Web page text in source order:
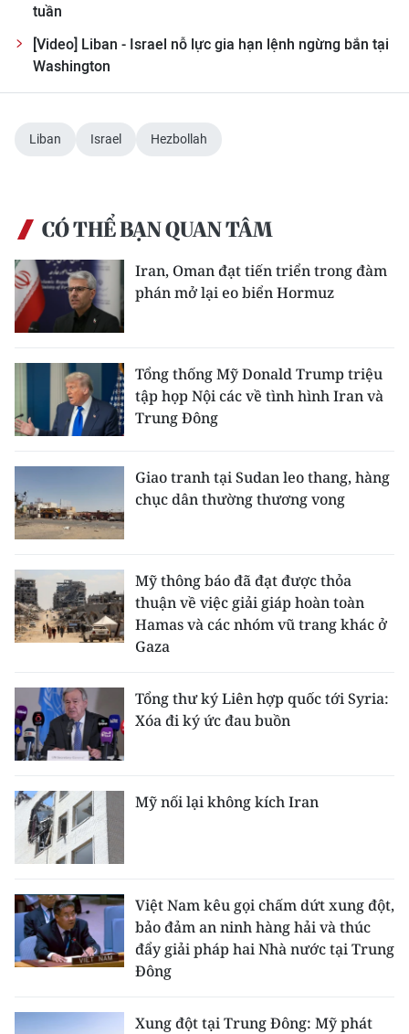
TIN MỚI
TIN ĐỊA PHƯƠNG
Đồng bằng sông Hồng
Duyên hải Nam Trung Bộ và Tây
Đông Nam Bộ
Đồng bằng sông Cửu Long
Chuyên trang Hà Nội
Chuyên trang TP. Hồ Chí Minh
CÁC CHUYÊN TRANG
THỜI NAY
NHÂN DÂN CUỐI TUẦN
NHÂN DÂN HẰNG THÁNG
MUA BÁO
ENGLISH
FRANÇAIS
РУССКИЙ
tuần
[Video] Liban - Israel nỗ lực gia hạn lệnh ngừng bắn tại
Washington
Liban Israel Hezbollah
CÓ THỂ BẠN QUAN TÂM
Iran, Oman đạt tiến triển trong đàm
phán mở lại eo biển Hormuz
Tổng thống Mỹ Donald Trump triệu
tập họp Nội các về tình hình Iran và
Trung Đông
Giao tranh tại Sudan leo thang, hàng
chục dân thường thương vong
Mỹ thông báo đã đạt được thỏa
thuận về việc giải giáp hoàn toàn
Hamas và các nhóm vũ trang khác ở
Gaza
Tổng thư ký Liên hợp quốc tới Syria:
Xóa đi ký ức đau buồn
Mỹ nối lại không kích Iran
Việt Nam kêu gọi chấm dứt xung đột,
bảo đảm an ninh hàng hải và thúc
đẩy giải pháp hai Nhà nước tại Trung
Đông
Xung đột tại Trung Đông: Mỹ phát